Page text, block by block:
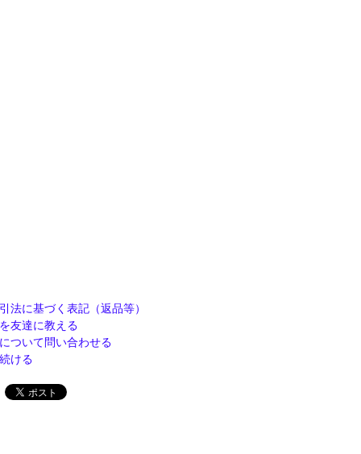
法に基づく表記（返品等）
友達に教える
ついて問い合わせる
ける